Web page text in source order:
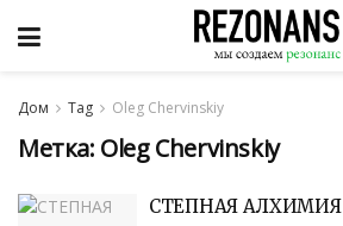
Дом Tag Oleg Chervinskiy
Метка: Oleg Chervinskiy
СТЕПНАЯ АЛХИМИЯ